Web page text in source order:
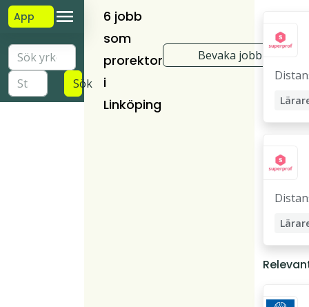
App
Sök
6 jobb
som
prorektor
i
Linköping
Bevaka jobb